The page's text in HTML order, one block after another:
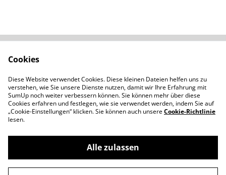
Kontaktieren Sie uns
Datenschutzbestimm
ungen von SumUp
Cookie-Richtlinie
©2026Moncale - Handgemachtes aus Polymerton
Cookies
Diese Website verwendet Cookies. Diese kleinen Dateien helfen uns zu
verstehen, wie Sie unsere Dienste nutzen, damit wir Ihre Erfahrung mit
SumUp noch weiter verbessern können. Sie können mehr über diese
Cookies erfahren und festlegen, wie sie verwendet werden, indem Sie auf
„Cookie-Einstellungen“ klicken. Sie können auch unsereCookie-Richtlinie
lesen.
Alle zulassen